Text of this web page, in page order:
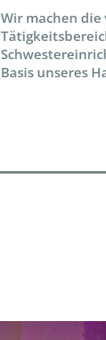
Wir machen
Basis unseres